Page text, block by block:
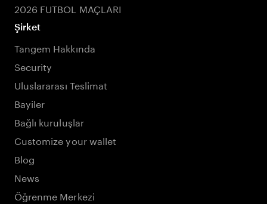
2026 FUTBOL MAÇLARI
Şirket
Tangem Hakkında
Security
Uluslararası Teslimat
Bayiler
Bağlı kuruluşlar
Customize your wallet
Blog
News
Öğrenme Merkezi